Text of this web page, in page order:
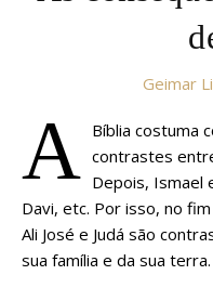
Geimar
A Bíblia costuma
contrastes
Depois, Ismael
Davi, etc. Por isso, no
Ali José e Judá são
sua família e da sua